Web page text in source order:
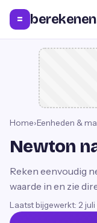
= berekenen
Home›Eenheden &
Newton
Reken eenvoudig
waarde in en zie
Laatst bijgewerkt: 2